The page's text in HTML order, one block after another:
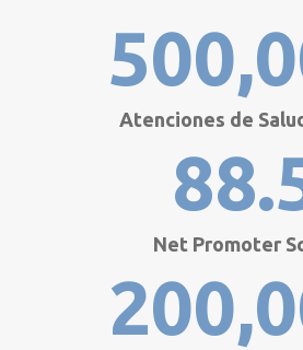
Atenciones de
Net Promoter